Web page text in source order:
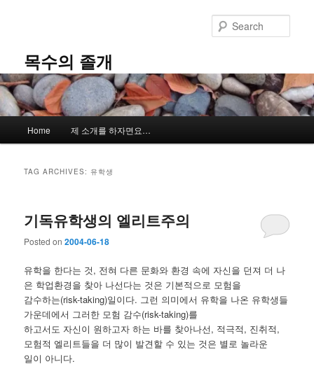
content
content목수의 졸개
Home 제 소개를 하자면요…
TAG ARCHIVES:유학생
기독유학생의 엘리트주의
Posted on2004-06-18
유학을 한다는 것, 전혀 다른 문화와 환경 속에 자신을 던져 더 나
은 학업환경을 찾아 나선다는 것은 기본적으로 모험을
감수하는(risk-taking)일이다. 그런 의미에서 유학을 나온 유학생들
가운데에서 그러한 모험 감수(risk-taking)를
하고서도 자신이 원하고자 하는 바를 찾아나선, 적극적, 진취적,
모험적 엘리트들을 더 많이 발견할 수 있는 것은 별로 놀라운
일이 아니다.